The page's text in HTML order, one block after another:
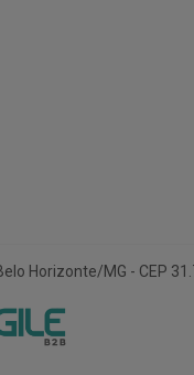
Horizonte/MG - CEP